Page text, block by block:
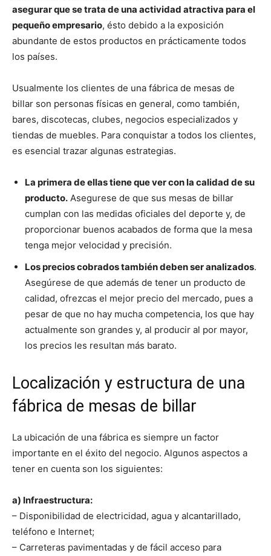
asegurar que se trata de una actividad atractiva para el
pequeño empresario, ésto debido a la exposición
abundante de estos productos en prácticamente todos
los países.
Usualmente los clientes de una fábrica de mesas de
billar son personas físicas en general, como también,
bares, discotecas, clubes, negocios especializados y
tiendas de muebles. Para conquistar a todos los clientes,
es esencial trazar algunas estrategias.
La primera de ellas tiene que ver con la calidad de su
producto. Asegurese de que sus mesas de billar
cumplan con las medidas oficiales del deporte y, de
proporcionar buenos acabados de forma que la mesa
tenga mejor velocidad y precisión.
Los precios cobrados también deben ser analizados.
Asegúrese de que además de tener un producto de
calidad, ofrezcas el mejor precio del mercado, pues a
pesar de que no hay mucha competencia, los que hay
actualmente son grandes y, al producir al por mayor,
los precios les resultan más barato.
Localización y estructura de una
fábrica de mesas de billar
La ubicación de una fábrica es siempre un factor
importante en el éxito del negocio. Algunos aspectos a
tener en cuenta son los siguientes:
a) Infraestructura:
– Disponibilidad de electricidad, agua y alcantarillado,
teléfono e Internet;
– Carreteras pavimentadas y de fácil acceso para